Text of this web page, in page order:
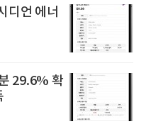
디언 에너
29.6% 확